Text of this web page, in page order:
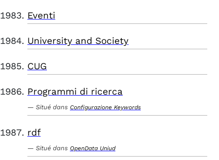
Eventi
University and Society
CUG
Programmi di ricerca
Situé dans Configurazione Keywords
rdf
Situé dans OpenData Uniud